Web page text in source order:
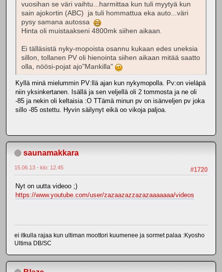
vuosihan se väri vaihtu...harmittaa kun tuli myytyä kun
sain ajokortin (ABC) ja tuli hommattua eka auto...väri
pysy samana autossa
Hinta oli muistaakseni 4800mk siihen aikaan.
Ei tälläsistä nyky-mopoista osannu kukaan edes uneksia
sillon, tollanen PV oli hienointa siihen aikaan mitää saatto
olla, nöösi-pojat ajo"Mankilla"
Kyllä minä mielummin PV:llä ajan kun nykymopolla. Pv:on vieläpä
niin yksinkertanen. Isällä ja sen veljellä oli 2 tommosta ja ne oli
-85 ja nekin oli keltaisia :O TTämä minun pv on isänveljen pv joka
sillo -85 ostettu. Hyvin säilynyt eikä oo vikoja paljoa.
saunamakkara
#1720
15.06.13 - klo: 12.45
Nyt on uutta videoo ;)
https://www.youtube.com/user/zazaazazzazazaaaaaaa/videos
ei itkulla rajaa kun ultiman moottori kuumenee ja sormet palaa :Kyosho
Ultima DB/SC